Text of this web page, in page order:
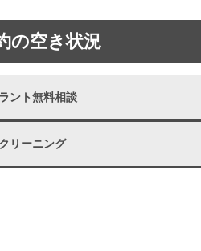
の空き状況
ント無料相談
リーニング